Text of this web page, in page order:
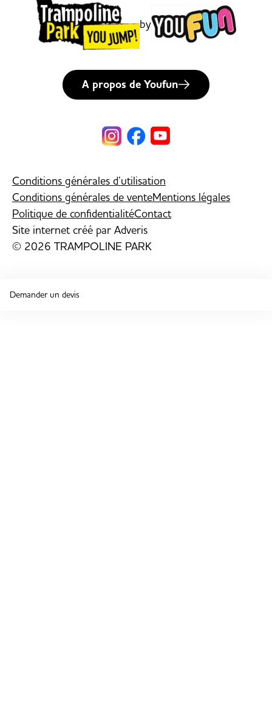
by
A propos de Youfun
Conditions générales d’utilisation
Conditions générales de venteMentions légales
Politique de confidentialitéContact
Site internet créé par Adveris
© 2026 TRAMPOLINE PARK
Demander un devis